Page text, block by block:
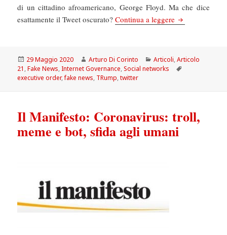
di un cittadino afroamericano, George Floyd. Ma che dice
esattamente il Tweet oscurato?Continua a leggere Articolo21:
Scritto
il
29 Maggio 2020 Autore
Arturo Di Corinto Categorie
Articoli,Articolo
21 ,Fake News,Internet Governance,Social networks
executive order,fake news, TRump,twitter
Il Manifesto: Coronavirus: troll,
meme e bot, sfida agli umani